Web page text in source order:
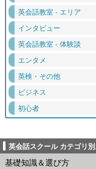
英会話教室 - エリア
インタビュー
英会話教室 - 体験談
エンタメ
英検・その他
ビジネス
初心者
英会話スクール カテゴリ
基礎知識＆選び方